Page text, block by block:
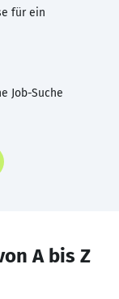
für ein
Job-Suche
A bis Z